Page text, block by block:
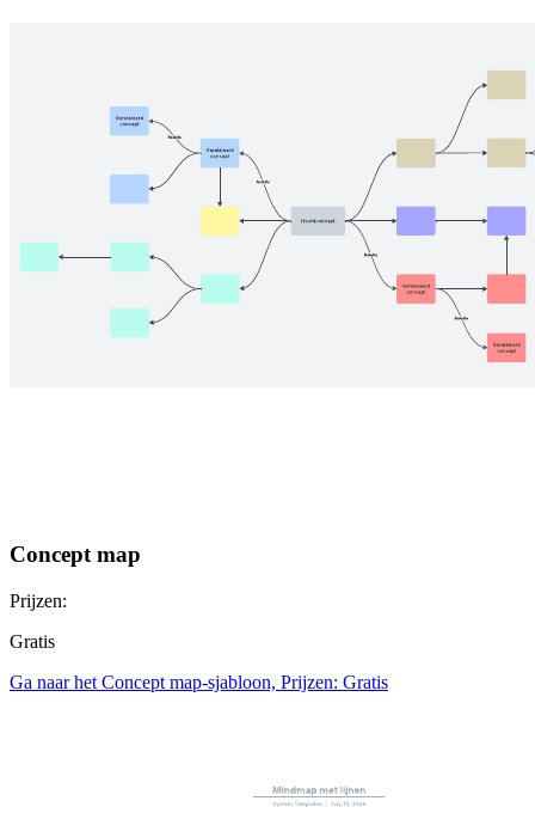
Concept map
Prijzen:
Gratis
Ga naar het Concept map-sjabloon, Prijzen: Gratis